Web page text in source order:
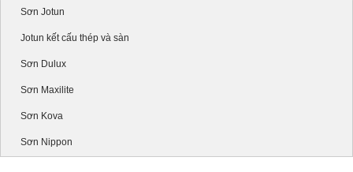
Sơn Jotun
Jotun kết cấu thép và sàn
Sơn Dulux
Sơn Maxilite
Sơn Kova
Sơn Nippon